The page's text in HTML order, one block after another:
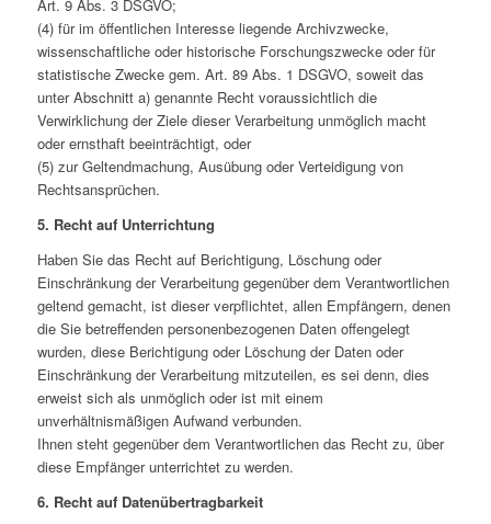
Art. 9 Abs. 3 DSGVO;
(4) für im öffentlichen Interesse liegende Archivzwecke,
wissenschaftliche oder historische Forschungszwecke oder für
statistische Zwecke gem. Art. 89 Abs. 1 DSGVO, soweit das
unter Abschnitt a) genannte Recht voraussichtlich die
Verwirklichung der Ziele dieser Verarbeitung unmöglich macht
oder ernsthaft beeinträchtigt, oder
(5) zur Geltendmachung, Ausübung oder Verteidigung von
Rechtsansprüchen.
5. Recht auf Unterrichtung
Haben Sie das Recht auf Berichtigung, Löschung oder
Einschränkung der Verarbeitung gegenüber dem Verantwortlichen
geltend gemacht, ist dieser verpflichtet, allen Empfängern, denen
die Sie betreffenden personenbezogenen Daten offengelegt
wurden, diese Berichtigung oder Löschung der Daten oder
Einschränkung der Verarbeitung mitzuteilen, es sei denn, dies
erweist sich als unmöglich oder ist mit einem
unverhältnismäßigen Aufwand verbunden.
Ihnen steht gegenüber dem Verantwortlichen das Recht zu, über
diese Empfänger unterrichtet zu werden.
6. Recht auf Datenübertragbarkeit